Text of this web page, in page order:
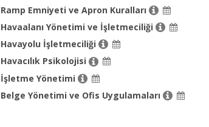
Ramp Emniyeti ve Apron Kuralları
Havaalanı Yönetimi ve İşletmeciliği
Havayolu İşletmeciliği
Havacılık Psikolojisi
İşletme Yönetimi
Belge Yönetimi ve Ofis Uygulamaları